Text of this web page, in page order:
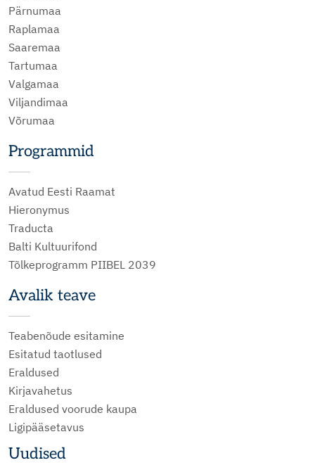
Pärnumaa
Raplamaa
Saaremaa
Tartumaa
Valgamaa
Viljandimaa
Võrumaa
Programmid
Avatud Eesti Raamat
Hieronymus
Traducta
Balti Kultuurifond
Tõlkeprogramm PIIBEL 2039
Avalik teave
Teabenõude esitamine
Esitatud taotlused
Eraldused
Kirjavahetus
Eraldused voorude kaupa
Ligipääsetavus
Uudised